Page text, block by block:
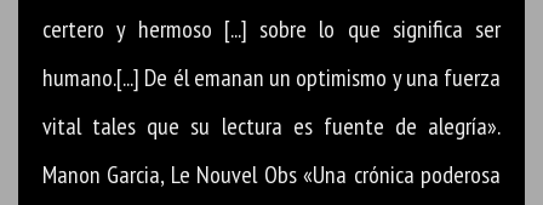
certero y hermoso [...] sobre lo que significa ser
humano.[...] De él emanan un optimismo y una fuerza
vital tales que su lectura es fuente de alegría».
Manon Garcia, Le Nouvel Obs «Una crónica poderosa